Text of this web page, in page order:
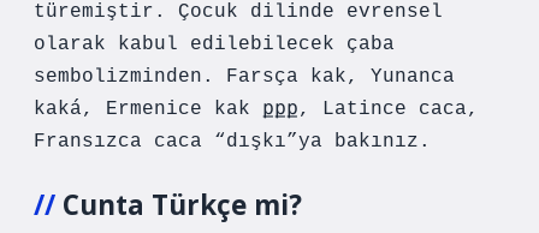
türemiştir. Çocuk dilinde evrensel
olarak kabul edilebilecek çaba
sembolizminden. Farsça kak, Yunanca
kaká, Ermenice kak քքք, Latince caca,
Fransızca caca “dışkı”ya bakınız.
Cunta Türkçe mi?